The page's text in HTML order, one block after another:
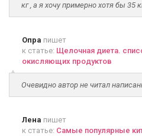
кг , а я хочу примерно хотя бы 35
Опра пишет
к статье: Щелочная диета.
окисляющих продуктов
Очевидно автор не читал
Лена пишет
к статье: Самые популярные